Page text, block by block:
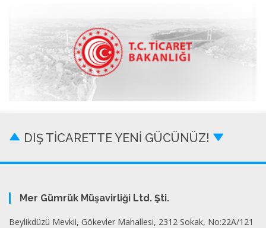
DIŞ TİCARETTE YENİ GÜCÜNÜZ!
Mer Gümrük Müşavirliği Ltd. Şti.
Beylikdüzü Mevkii, Gökevler Mahallesi, 2312 Sokak, No:22A/121